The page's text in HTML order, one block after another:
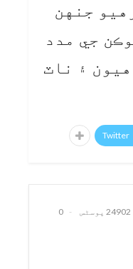
جنهن
بال کيڏي 21 چوڪن جي مدد
.ٺاهيون ۽ ناٽ
Twitter
24902 پوسٹس
0